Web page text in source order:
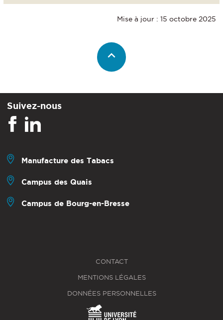
Mise à jour : 15 octobre 2025
Suivez-nous
Manufacture des Tabacs
Campus des Quais
Campus de Bourg-en-Bresse
CONTACT
MENTIONS LÉGALES
DONNÉES PERSONNELLES